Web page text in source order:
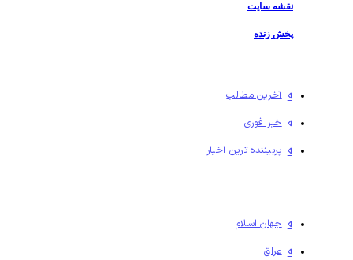
نقشه سایت
پخش زنده
آخرین مطالب
خبر فوری
پربیننده ترین اخبار
جهان اسلام
عراق